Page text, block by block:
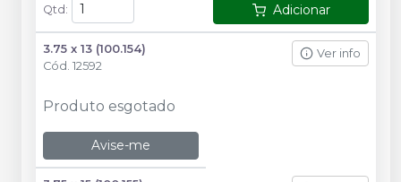
Qtd : Adicionar
3.75 x 13 (100.154)
Cód. 12592
Ver info
Produto esgotado
Avise-me